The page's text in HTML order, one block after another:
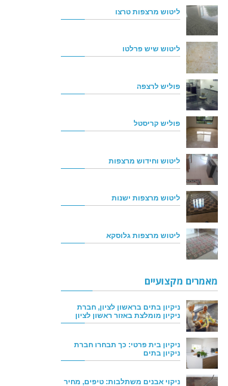
ליטוש מרצפות טרצו
ליטוש שיש פרלטו
פוליש לרצפה
פוליש קריסטל
ליטוש וחידוש מרצפות
ליטוש מרצפות ישנות
ליטוש מרצפות גלוסקא
מאמרים מקצועיים
ניקיון בתים בראשון לציון, חברת
ניקיון מומלצת באזור ראשון לציון
ניקיון בית פרטי: כך תבחרו חברת
ניקיון בתים
ניקוי אבנים משתלבות: טיפים, מחיר